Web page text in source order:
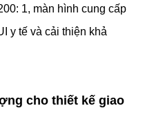
1, màn hình cung cấp
y tế và cải thiện khả
cho thiết kế giao